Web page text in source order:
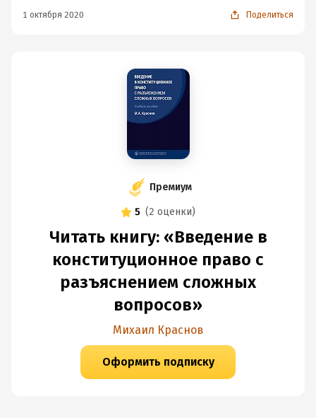
1 октября 2020 Поделиться
Премиум
5 (2 оценки)
Читать книгу: «Введение в
конституционное право с
разъяснением сложных
вопросов»
Михаил Краснов
Оформить подписку